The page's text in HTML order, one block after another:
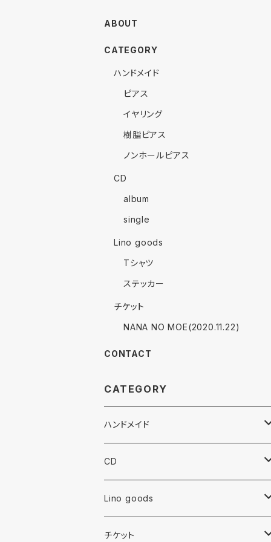
ABOUT
CATEGORY
ハンドメイド
ピアス
イヤリング
樹脂ピアス
ノンホールピアス
CD
album
single
Lino goods
Tシャツ
ステッカー
チケット
NANA NO MOE(2020.11.22)
CONTACT
CATEGORY
ハンドメイド
ピアス
イヤリング
樹脂ピアス
CD
album
single
Lino goods
Tシャツ
チケット